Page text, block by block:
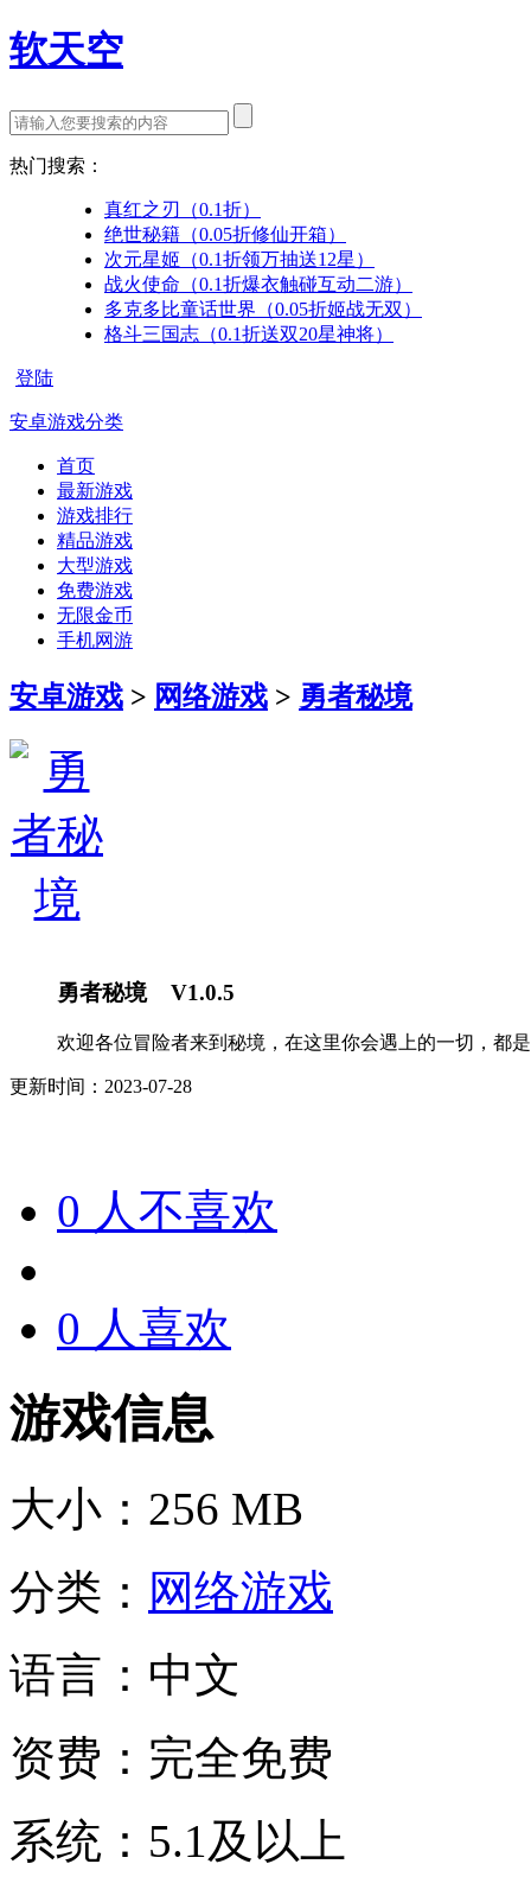
软天空
热门搜索：
真红之刃（0.1折）
绝世秘籍（0.05折修仙开箱）
次元星姬（0.1折领万抽送12星）
战火使命（0.1折爆衣触碰互动二游）
多克多比童话世界（0.05折姬战无双）
格斗三国志（0.1折送双20星神将）
登陆
安卓游戏分类
首页
最新游戏
游戏排行
精品游戏
大型游戏
免费游戏
无限金币
手机网游
安卓游戏 > 网络游戏 > 勇者秘境
勇者秘境 V1.0.5
欢迎各位冒险者来到秘境，在这里你会遇上的一切，都
更新时间：2023-07-28
0 人不喜欢
0 人喜欢
游戏信息
大小： 256 MB
分类： 网络游戏
语言： 中文
资费： 完全免费
系统： 5.1及以上